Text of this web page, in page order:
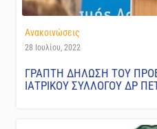
Ανακοινώσεις
28 Ιουλίου, 2022
ΓΡΑΠΤΗ ΔΗΛΩΣΗ ΤΟΥ
ΙΑΤΡΙΚΟΥ ΣΥΛΛΟΓΟΥ ΔΡ